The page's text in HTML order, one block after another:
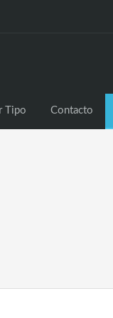
Tipo Contacto